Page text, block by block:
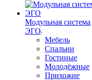
Модульная система
ЭГО
Мебель
Спальни
Гостиные
Молодёжные
Прихожие